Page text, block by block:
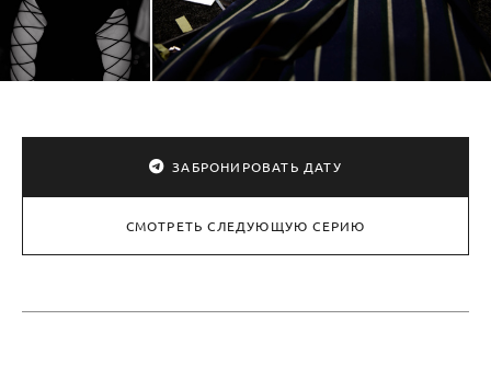
ЗАБРОНИРОВАТЬ ДАТУ
СМОТРЕТЬ СЛЕДУЮЩУЮ СЕРИЮ